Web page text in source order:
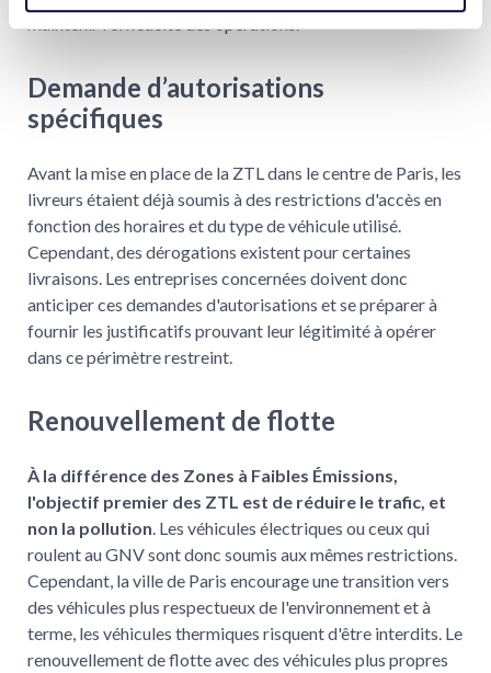
maintenir l'efficacité des opérations.
Demande d’autorisations
spécifiques
Avant la mise en place de la ZTL dans le centre de Paris, les
livreurs étaient déjà soumis à des restrictions d'accès en
fonction des horaires et du type de véhicule utilisé.
Cependant, des dérogations existent pour certaines
livraisons. Les entreprises concernées doivent donc
anticiper ces demandes d'autorisations et se préparer à
fournir les justificatifs prouvant leur légitimité à opérer
dans ce périmètre restreint.
Renouvellement de flotte
À la différence des Zones à Faibles Émissions,
l'objectif premier des ZTL est de réduire le trafic, et
non la pollution. Les véhicules électriques ou ceux qui
roulent au GNV sont donc soumis aux mêmes restrictions.
Cependant, la ville de Paris encourage une transition vers
des véhicules plus respectueux de l'environnement et à
terme, les véhicules thermiques risquent d'être interdits. Le
renouvellement de flotte avec des véhicules plus propres